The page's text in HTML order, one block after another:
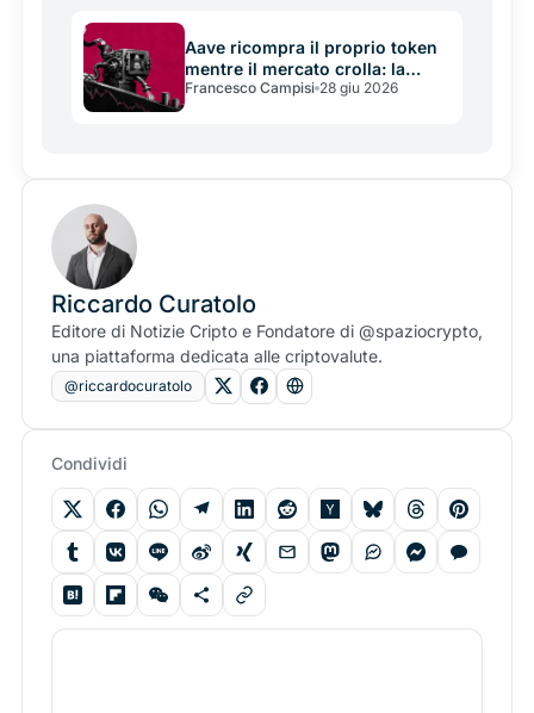
Aave ricompra il proprio token
mentre il mercato crolla: la
scommessa dei buyback
Francesco Campisi 28 giu 2026
Riccardo Curatolo
Editore di Notizie Cripto e Fondatore di @spaziocrypto,
una piattaforma dedicata alle criptovalute.
@riccardocuratolo
Condividi